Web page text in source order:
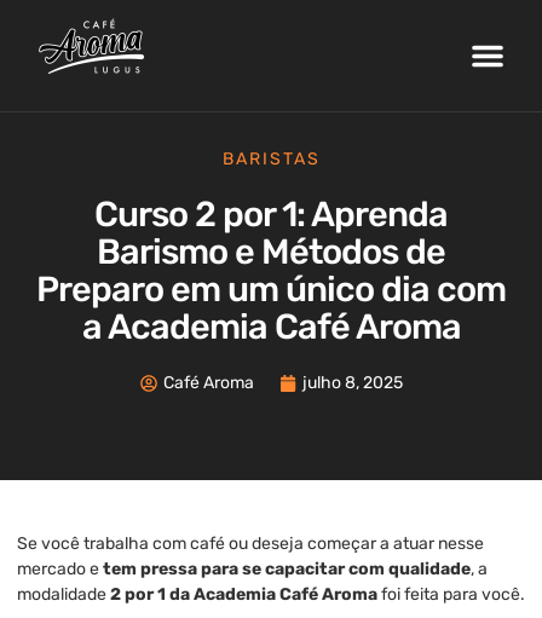
BARISTAS
Curso 2 por 1: Aprenda
Barismo e Métodos de
Preparo em um único dia com
a Academia Café Aroma
Café Aroma julho 8, 2025
Se você trabalha com café ou deseja começar a atuar nesse
mercado etem pressa para se capacitar com qualidade, a
modalidade2 por 1 da Academia Café Aromafoi feita para você.